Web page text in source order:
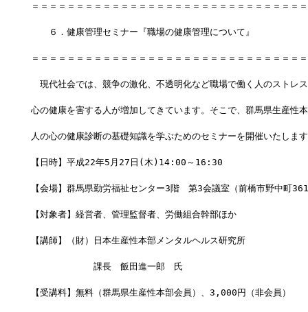
＝＝＝＝＝＝＝＝＝＝＝＝＝＝＝＝＝＝＝＝＝＝＝＝＝＝＝＝＝＝
６．健康管理セミナー『職場の健康管理について』
＝＝＝＝＝＝＝＝＝＝＝＝＝＝＝＝＝＝＝＝＝＝＝＝＝＝＝＝＝＝
現代社会では、競争の激化、不透明化など職場で働く人のストレ
心の健康を害する人が増加してきています。そこで、群馬県生産性
人の心の健康診断の基礎知識を学ぶためのセミナーを開催いたしま
【日時】平成22年5月27日(木)14:00～16:30
【会場】群馬県勤労福祉センター3階　第3会議室（前橋市野中町
【対象者】経営者、管理監督者、労働組合幹部ほか
【講師】（財）日本生産性本部メンタルヘルス研究所
課長　飯田進一郎　氏
【受講料】無料（群馬県生産性本部会員）、3,000円（非会員）